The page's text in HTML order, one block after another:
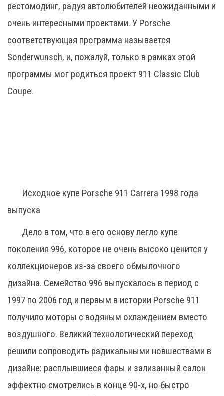
рестомодинг, радуя автолюбителей неожиданными и
очень интересными проектами. У Porsche
соответствующая программа называется
Sonderwunsch, и, пожалуй, только в рамках этой
программы мог родиться проект 911 Classic Club
Coupe.
Исходное купе Porsche 911 Carrera 1998 года
выпуска
Дело в том, что в его основу легло купе
поколения 996, которое не очень высоко ценится у
коллекционеров из-за своего обмылочного
дизайна. Семейство 996 выпускалось в период с
1997 по 2006 год и первым в истории Porsche 911
получило моторы с водяным охлаждением вместо
воздушного. Великий технологический переход
решили сопроводить радикальными новшествами в
дизайне: расплывшиеся фары и зализанный салон
эффектно смотрелись в конце 90-х, но быстро